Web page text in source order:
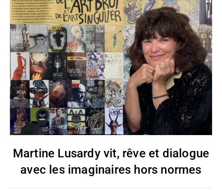
Martine Lusardy vit, rêve et dialogue
avec les imaginaires hors normes